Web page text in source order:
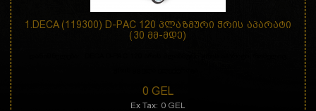
1.DECA (119300) D-PAC 120 ᲞᲚᲐᲖᲛᲣᲠᲘ ᲭᲠᲘᲡ ᲐᲞᲐᲠᲐᲢᲘ
(30 ᲛᲛ-ᲛᲓᲔ)
0 GEL
Ex Tax: 0 GEL